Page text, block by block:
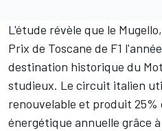
L'étude révèle que le Mugello
Prix de Toscane de F1
destination historique du
studieux. Le circuit italien
renouvelable et produit 25%
énergétique annuelle grâce